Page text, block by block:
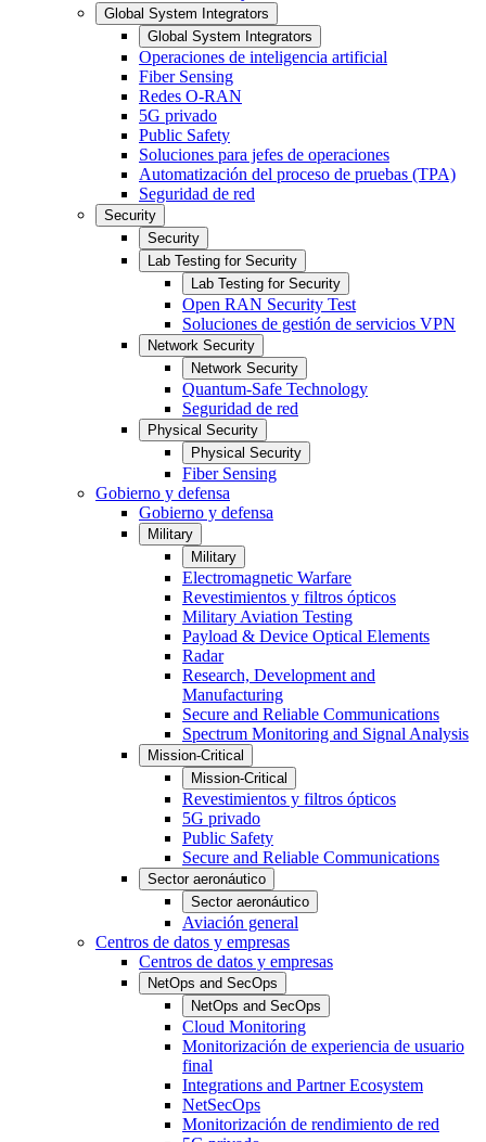
Global System Integrators
Global System Integrators
Operaciones de inteligencia artificial
Fiber Sensing
Redes O-RAN
5G privado
Public Safety
Soluciones para jefes de operaciones
Automatización del proceso de pruebas (TPA)
Seguridad de red
Security
Security
Lab Testing for Security
Lab Testing for Security
Open RAN Security Test
Soluciones de gestión de servicios VPN
Network Security
Network Security
Quantum-Safe Technology
Seguridad de red
Physical Security
Physical Security
Fiber Sensing
Gobierno y defensa
Gobierno y defensa
Military
Military
Electromagnetic Warfare
Revestimientos y filtros ópticos
Military Aviation Testing
Payload & Device Optical Elements
Radar
Research, Development and
Manufacturing
Secure and Reliable Communications
Spectrum Monitoring and Signal Analysis
Mission-Critical
Mission-Critical
Revestimientos y filtros ópticos
5G privado
Public Safety
Secure and Reliable Communications
Sector aeronáutico
Sector aeronáutico
Aviación general
Centros de datos y empresas
Centros de datos y empresas
NetOps and SecOps
NetOps and SecOps
Cloud Monitoring
Monitorización de experiencia de usuario
final
Integrations and Partner Ecosystem
NetSecOps
Monitorización de rendimiento de red